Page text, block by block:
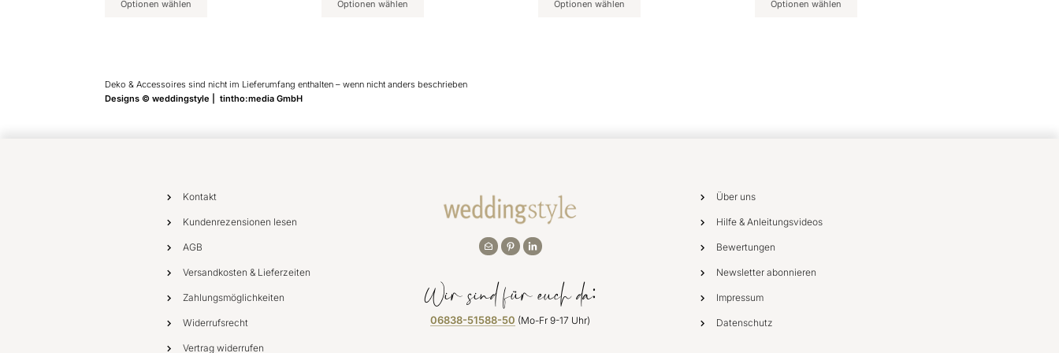
Optionen wählen Optionen wählen Optionen wählen Optionen wählen
Deko & Accessoires sind nicht im Lieferumfang enthalten – wenn nicht anders beschrieben
Designs © weddingstyle | tintho:media GmbH
Kontakt
Kundenrezensionen lesen
AGB
Versandkosten & Lieferzeiten
Zahlungsmöglichkeiten
Widerrufsrecht
Vertrag widerrufen
Wir sind für euch da:
06838-51588-50 (Mo-Fr 9-17 Uhr)
Über uns
Hilfe & Anleitungsvideos
Bewertungen
Newsletter abonnieren
Impressum
Datenschutz